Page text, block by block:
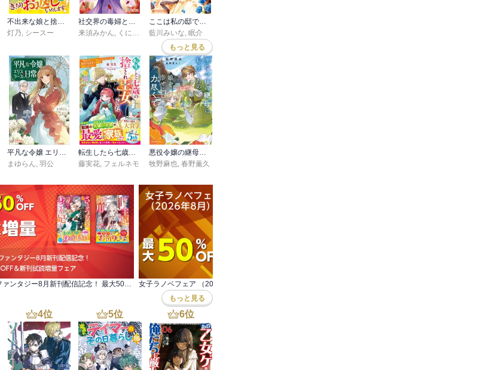
不出来な娘と捨てられましたが、どうやら私は最強だったようですよ？
灯乃 シースー
来須みかん
くにみつ ,眠介
藍川みいな ,眠介
もっと見る
平凡な令嬢 エリス・ラースの日常
まゆらん, 羽公
転生したら七歳の捨てられ王女でした～廃屋でほったらかしにされていたけど、敵国の公爵家で才能が開花しました!?～【電子限定SS付き】
藤実花, フェルネモ
悪役令嬢の継母に転生したので娘を幸せにします、力尽くで。
牧野麻也,春野薫久
ベリーズファンタジー8月新刊配信記念！ 最大50％OFF＆新刊試読増量フェア 女子ラノベフェア （2026年8月）ビーンズ文庫
もっと見る
4位 5位 6位